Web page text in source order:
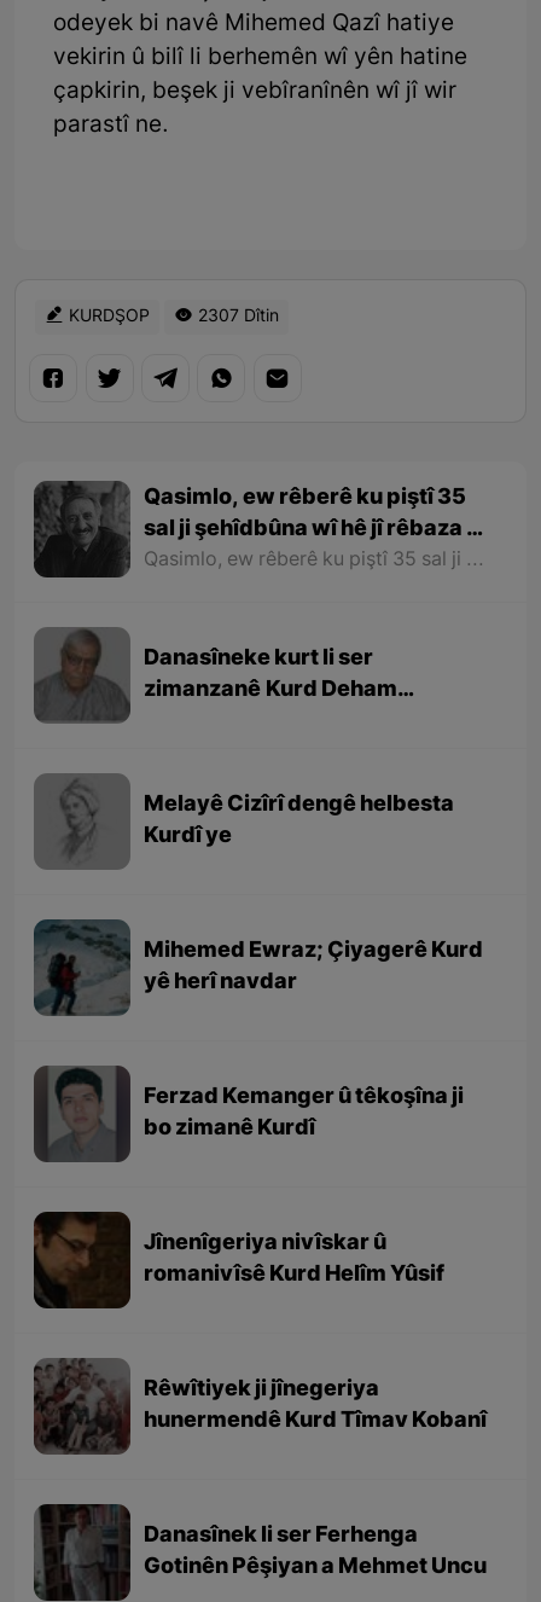
odeyek bi navê Mihemed Qazî hatiye
vekirin û bilî li berhemên wî yên hatine
çapkirin, beşek ji vebîranînên wî jî wir
parastî ne.
KURDŞOP 2307 Dîtin
Qasimlo, ew rêberê ku piştî 35
sal ji şehîdbûna wî hê jî rêbaza wî
her zîndî ye
Qasimlo, ew rêberê ku piştî 35 sal ji şehîdbûna wî hê jî rêbaza wî her zîndî ye
Danasîneke kurt li ser
zimanzanê Kurd Deham
Melayê Cizîrî dengê helbesta
Kurdî ye
Mihemed Ewraz; Çiyagerê Kurd
yê herî navdar
Ferzad Kemanger û têkoşîna ji
bo zimanê Kurdî
Jînenîgeriya nivîskar û
romanivîsê Kurd Helîm Yûsif
Rêwîtiyek ji jînegeriya
hunermendê Kurd Tîmav Kobanî
Danasînek li ser Ferhenga
Gotinên Pêşiyan a Mehmet Uncu